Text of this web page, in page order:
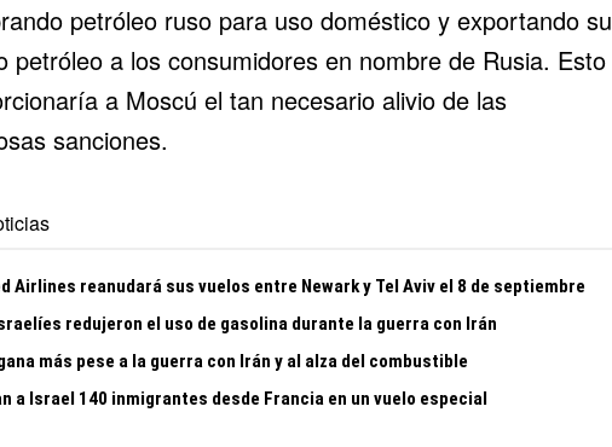
petróleo ruso para uso doméstico y exportando su
petróleo a los consumidores en nombre de Rusia. Esto
a Moscú el tan necesario alivio de las
sanciones.
Airlines reanudará sus vuelos entre Newark y Tel Aviv el 8 de septiembre
redujeron el uso de gasolina durante la guerra con Irán
más pese a la guerra con Irán y al alza del combustible
a Israel 140 inmigrantes desde Francia en un vuelo especial